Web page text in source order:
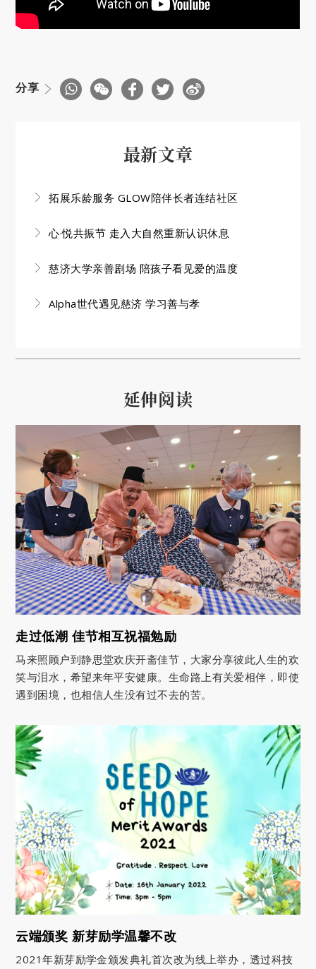
分享
最新文章
拓展乐龄服务 GLOW陪伴长者连结社区
心·悦共振节 走入大自然重新认识休息
慈济大学亲善剧场 陪孩子看见爱的温度
Alpha世代遇见慈济 学习善与孝
延伸阅读
走过低潮 佳节相互祝福勉励
马来照顾户到静思堂欢庆开斋佳节，大家分享彼此人生的欢
笑与泪水，希望来年平安健康。生命路上有关爱相伴，即使
遇到困境，也相信人生没有过不去的苦。
云端颁奖 新芽励学温馨不改
2021年新芽励学金颁发典礼首次改为线上举办，透过科技